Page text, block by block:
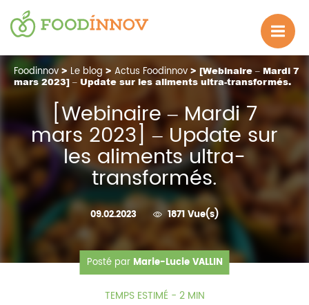
Foodinnov > Le blog > Actus Foodinnov > [Webinaire – Mardi 7
mars 2023] – Update sur les aliments ultra-transformés.
[Webinaire – Mardi 7
mars 2023] – Update sur
les aliments ultra-
transformés.
09.02.2023 1871 Vue(s)
Posté par Marie-Lucie VALLIN
TEMPS ESTIMÉ - 2 MIN